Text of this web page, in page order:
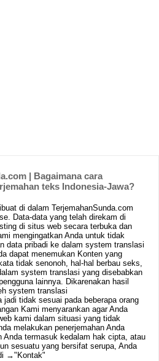
| Bagaimana cara
teks Indonesia-Jawa?
di dalam TerjemahanSunda.com
Data-data yang telah direkam di
di situs web secara terbuka dan
mengingatkan Anda untuk tidak
data pribadi ke dalam system translasi
dapat menemukan Konten yang
tidak senonoh, hal-hal berbau seks,
system translasi yang disebabkan
lainnya. Dikarenakan hasil
system translasi
jadi tidak sesuai pada beberapa orang
Kami menyarankan agar Anda
kami dalam situasi yang tidak
melakukan penerjemahan Anda
Anda termasuk kedalam hak cipta, atau
sesuatu yang bersifat serupa, Anda
→"Kontak"